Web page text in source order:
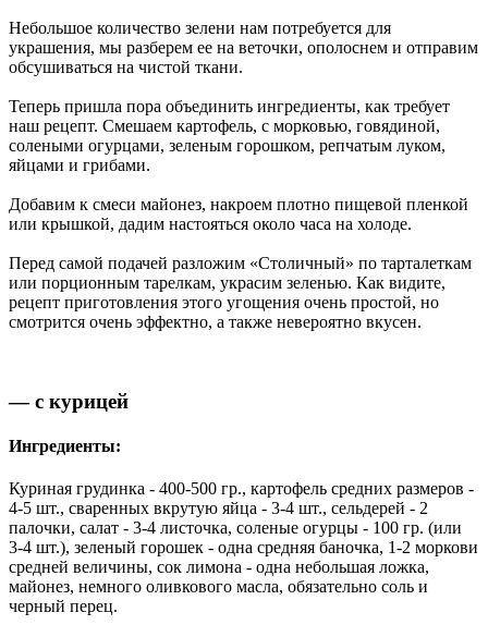
Небольшое количество зелени нам потребуется для
украшения, мы разберем ее на веточки, ополоснем и отправим
обсушиваться на чистой ткани.
Теперь пришла пора объединить ингредиенты, как требует
наш рецепт. Смешаем картофель, с морковью, говядиной,
солеными огурцами, зеленым горошком, репчатым луком,
яйцами и грибами.
Добавим к смеси майонез, накроем плотно пищевой пленкой
или крышкой, дадим настояться около часа на холоде.
Перед самой подачей разложим «Столичный» по тарталеткам
или порционным тарелкам, украсим зеленью. Как видите,
рецепт приготовления этого угощения очень простой, но
смотрится очень эффектно, а также невероятно вкусен.
— с курицей
Ингредиенты:
Куриная грудинка - 400-500 гр., картофель средних размеров -
4-5 шт., сваренных вкрутую яйца - 3-4 шт., сельдерей - 2
палочки, салат - 3-4 листочка, соленые огурцы - 100 гр. (или
3-4 шт.), зеленый горошек - одна средняя баночка, 1-2 моркови
средней величины, сок лимона - одна небольшая ложка,
майонез, немного оливкового масла, обязательно соль и
черный перец.